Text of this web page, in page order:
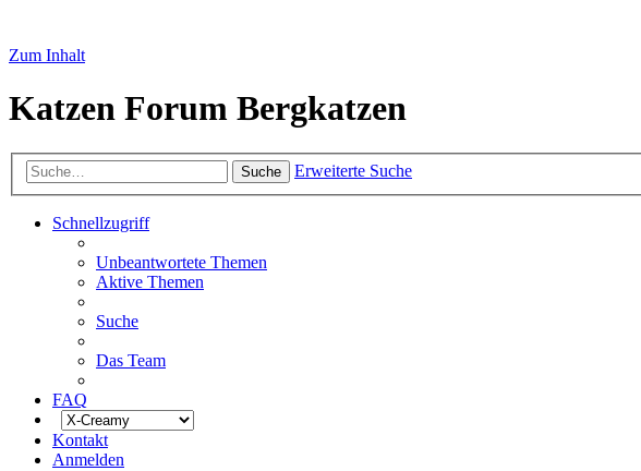
Zum Inhalt
Katzen Forum Bergkatzen
Suche Erweiterte Suche
Schnellzugriff
Unbeantwortete Themen
Aktive Themen
Suche
Das Team
FAQ
Kontakt
Anmelden